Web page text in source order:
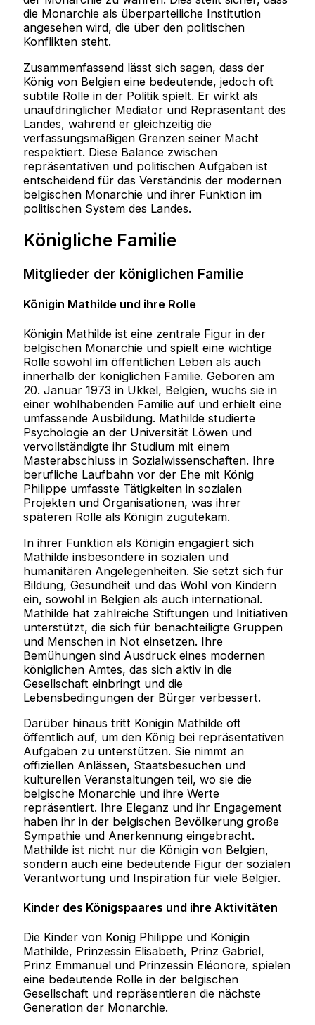
die Monarchie als überparteiliche Institution
angesehen wird, die über den politischen
Konflikten steht.
Zusammenfassend lässt sich sagen, dass der
König von Belgien eine bedeutende, jedoch oft
subtile Rolle in der Politik spielt. Er wirkt als
unaufdringlicher Mediator und Repräsentant des
Landes, während er gleichzeitig die
verfassungsmäßigen Grenzen seiner Macht
respektiert. Diese Balance zwischen
repräsentativen und politischen Aufgaben ist
entscheidend für das Verständnis der modernen
belgischen Monarchie und ihrer Funktion im
politischen System des Landes.
Königliche Familie
Mitglieder der königlichen Familie
Königin Mathilde und ihre Rolle
Königin Mathilde ist eine zentrale Figur in der
belgischen Monarchie und spielt eine wichtige
Rolle sowohl im öffentlichen Leben als auch
innerhalb der königlichen Familie. Geboren am
20. Januar 1973 in Ukkel, Belgien, wuchs sie in
einer wohlhabenden Familie auf und erhielt eine
umfassende Ausbildung. Mathilde studierte
Psychologie an der Universität Löwen und
vervollständigte ihr Studium mit einem
Masterabschluss in Sozialwissenschaften. Ihre
berufliche Laufbahn vor der Ehe mit König
Philippe umfasste Tätigkeiten in sozialen
Projekten und Organisationen, was ihrer
späteren Rolle als Königin zugutekam.
In ihrer Funktion als Königin engagiert sich
Mathilde insbesondere in sozialen und
humanitären Angelegenheiten. Sie setzt sich für
Bildung, Gesundheit und das Wohl von Kindern
ein, sowohl in Belgien als auch international.
Mathilde hat zahlreiche Stiftungen und Initiativen
unterstützt, die sich für benachteiligte Gruppen
und Menschen in Not einsetzen. Ihre
Bemühungen sind Ausdruck eines modernen
königlichen Amtes, das sich aktiv in die
Gesellschaft einbringt und die
Lebensbedingungen der Bürger verbessert.
Darüber hinaus tritt Königin Mathilde oft
öffentlich auf, um den König bei repräsentativen
Aufgaben zu unterstützen. Sie nimmt an
offiziellen Anlässen, Staatsbesuchen und
kulturellen Veranstaltungen teil, wo sie die
belgische Monarchie und ihre Werte
repräsentiert. Ihre Eleganz und ihr Engagement
haben ihr in der belgischen Bevölkerung große
Sympathie und Anerkennung eingebracht.
Mathilde ist nicht nur die Königin von Belgien,
sondern auch eine bedeutende Figur der sozialen
Verantwortung und Inspiration für viele Belgier.
Kinder des Königspaares und ihre Aktivitäten
Die Kinder von König Philippe und Königin
Mathilde, Prinzessin Elisabeth, Prinz Gabriel,
Prinz Emmanuel und Prinzessin Eléonore, spielen
eine bedeutende Rolle in der belgischen
Gesellschaft und repräsentieren die nächste
Generation der Monarchie.